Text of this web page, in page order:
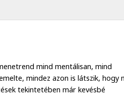
mind mentálisan, mind
mindez azon is látszik, hogy
tekintetében már kevésbé